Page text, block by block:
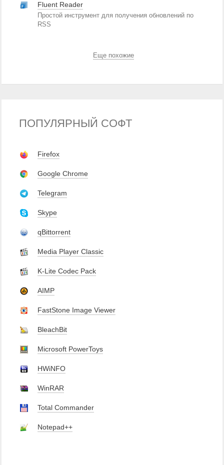
Fluent Reader
Простой инструмент для получения обновлений по
RSS
Еще похожие
ПОПУЛЯРНЫЙ СОФТ
Firefox
Google Chrome
Telegram
Skype
qBittorrent
Media Player Classic
K-Lite Codec Pack
AIMP
FastStone Image Viewer
BleachBit
Microsoft PowerToys
HWiNFO
WinRAR
Total Commander
Notepad++